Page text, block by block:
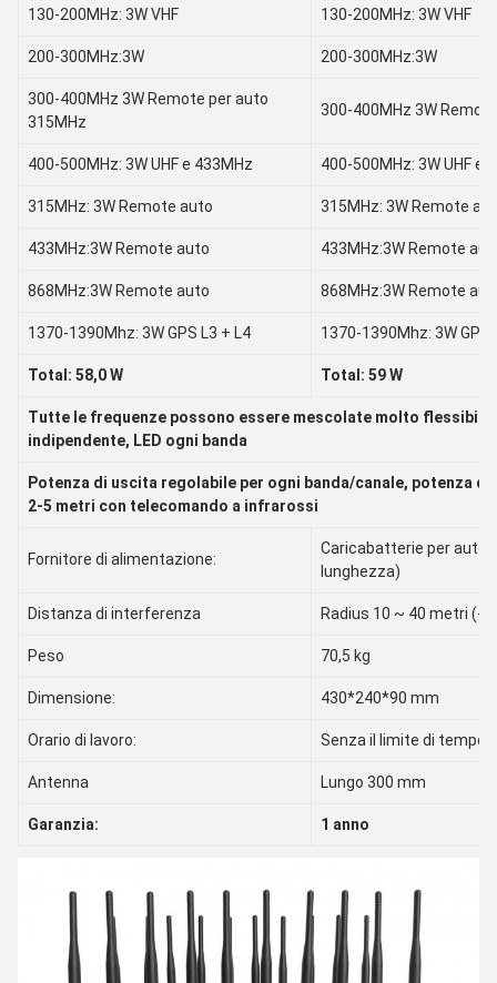
130-200MHz: 3W VHF 130-200MHz: 3W VHF
200-300MHz:3W 200-300MHz:3W
300-400MHz 3W Remote per auto
315MHz
300-400MHz 3W
400-500MHz: 3W UHF e 433MHz 400-500MHz: 3W UHF e
315MHz: 3W Remote auto 315MHz: 3W Remote
433MHz:3W Remote auto 433MHz:3W Remote
868MHz:3W Remote auto 868MHz:3W Remote
1370-1390Mhz: 3W GPS L3 + L4 1370-1390Mhz: 3W GPS
Total: 58,0 W Total: 59 W
Tutte le frequenze possono essere mescolate molto
indipendente, LED ogni banda
Potenza di uscita regolabile per ogni banda/canale, potenza di
2-5 metri con telecomando a infrarossi
Fornitore di alimentazione:
Caricabatterie per auto
lunghezza)
Distanza di interferenza Radius 10 ~ 40 metri (-
Peso 70,5 kg
Dimensione: 430*240*90 mm
Orario di lavoro: Senza il limite di tempo,
Antenna Lungo 300 mm
Garanzia: 1 anno